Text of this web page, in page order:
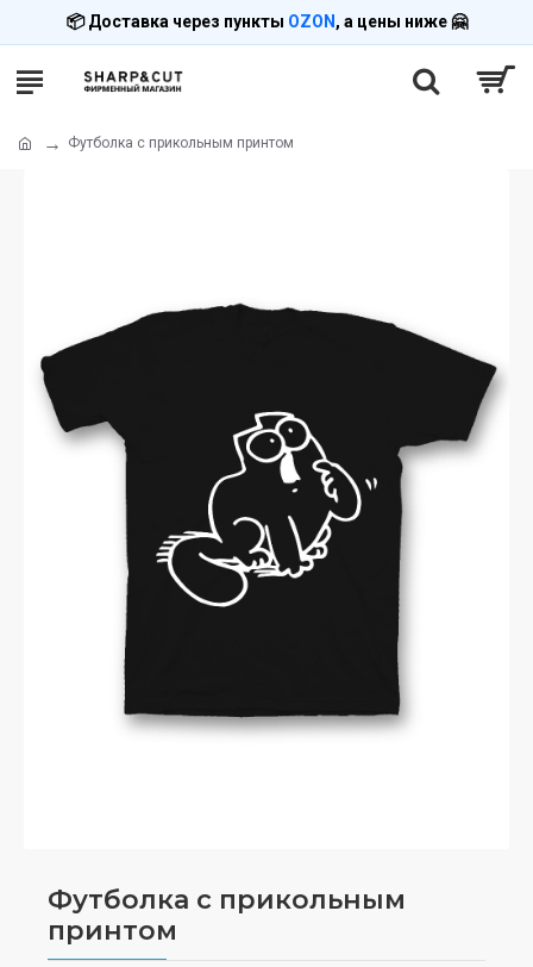
📦 Доставка через пункты OZON , а цены ниже 🤗
Футболка с прикольным принтом
Футболка с прикольным
принтом